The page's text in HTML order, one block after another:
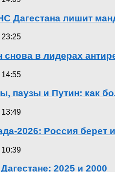
Дагестана лишит
23:25
снова в лидерах
14:55
паузы и Путин: как
13:49
2026: Россия берет
10:39
2025 и 2000